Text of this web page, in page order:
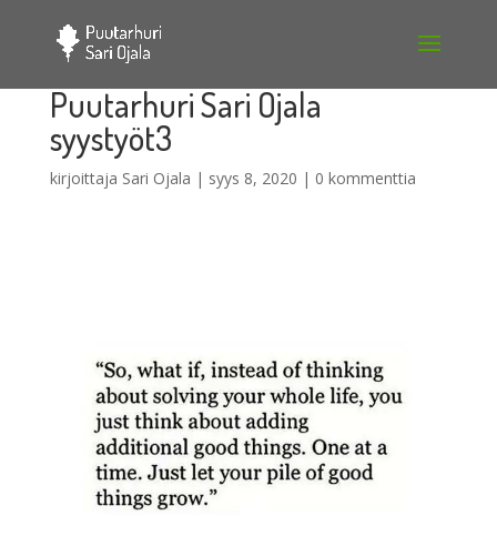
Puutarhuri Sari Ojala
syystyöt3
kirjoittaja Sari Ojala | syys 8, 2020 | 0 kommenttia